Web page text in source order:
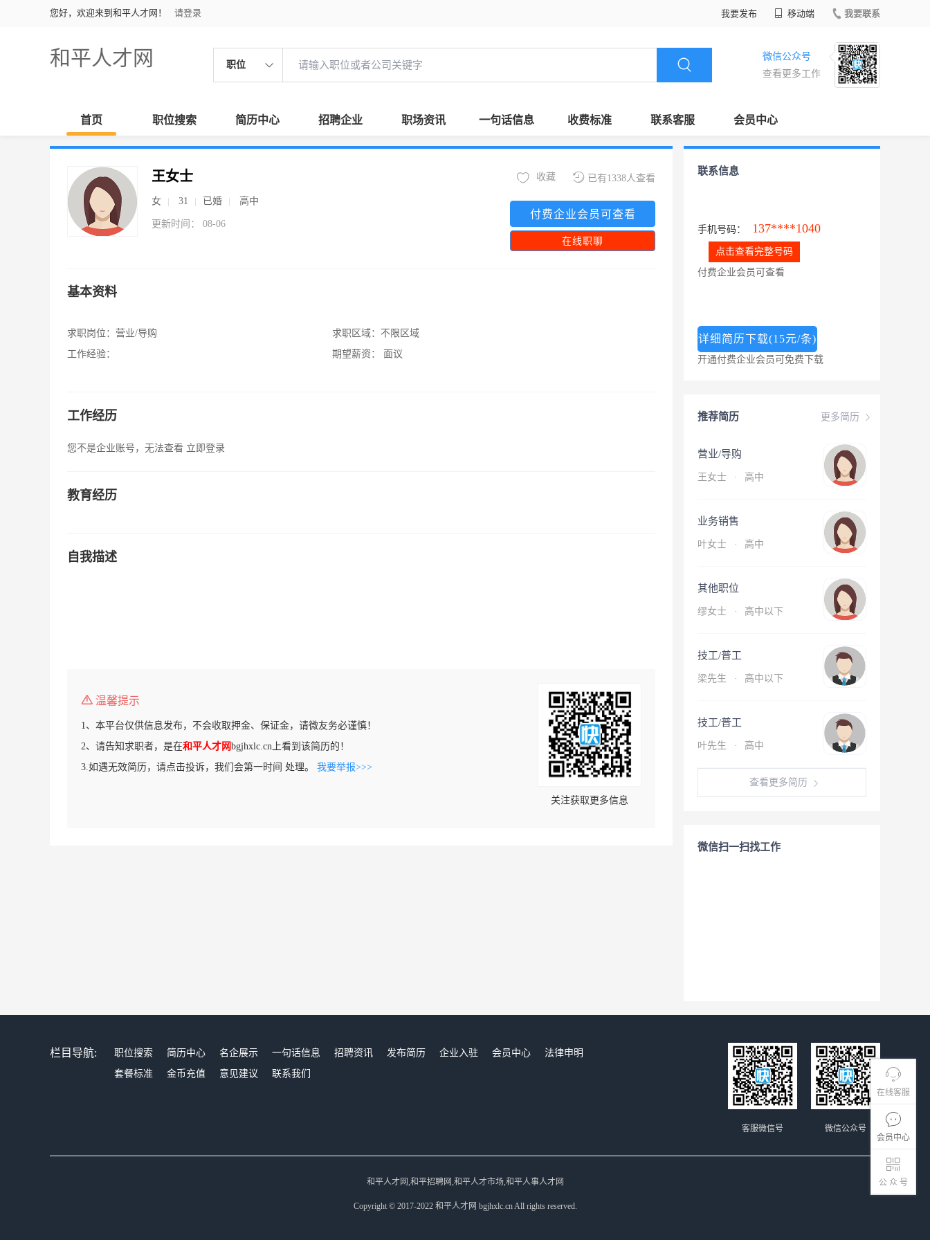
您好，欢迎来到和平人才网！ 请登录 我要发布 移动端 我要联系
和平人才网 职位
微信公众号
查看更多工作
首页 职位搜索 简历中心 招聘企业 职场资讯 一句话信息 收费标准 联系客服 会员中心
在线客服
会员中心
公 众 号
王女士
女 31 已婚 高中
更新时间： 08-06
已有1338人查看
收藏
付费企业会员可查看
在线职聊
基本资料
求职岗位： 营业/导购
工作经验：
求职区域： 不限区域
期望薪资：
面议
工作经历
您不是企业账号，无法查看 立即登录
教育经历
自我描述
温馨提示
1、本平台仅供信息发布，不会收取押金、保证金，请微友务必谨慎！
2、请告知求职者，是在和平人才网bgjhxlc.cn上看到该简历的！
3.如遇无效简历，请点击投诉，我们会第一时间 处理。 我要举报>>>
关注获取更多信息
联系信息
手机号码： 137****1040
点击查看完整号码
付费企业会员可查看
详细简历下载(15元/条)
开通付费企业会员可免费下载
更多简历
推荐简历
营业/导购
王女士 · 高中
业务销售
叶女士 · 高中
其他职位
缪女士 · 高中以下
技工/普工
梁先生 · 高中以下
技工/普工
叶先生 · 高中
查看更多简历
微信扫一扫找工作
栏目导航: 职位搜索 简历中心 名企展示 一句话信息 招聘资讯 发布简历 企业入驻 会员中心
法律申明
套餐标准
金币充值 意见建议 联系我们
微信公众号
客服微信号
和平人才网,和平招聘网,和平人才市场,和平人事人才网
Copyright © 2017-2022 和平人才网 bgjhxlc.cn All rights reserved.